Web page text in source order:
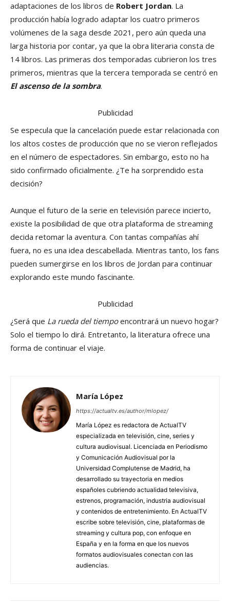
adaptaciones de los libros de Robert Jordan. La
producción había logrado adaptar los cuatro primeros
volúmenes de la saga desde 2021, pero aún queda una
larga historia por contar, ya que la obra literaria consta de
14 libros. Las primeras dos temporadas cubrieron los tres
primeros, mientras que la tercera temporada se centró en
El ascenso de la sombra.
Publicidad
Se especula que la cancelación puede estar relacionada con
los altos costes de producción que no se vieron reflejados
en el número de espectadores. Sin embargo, esto no ha
sido confirmado oficialmente. ¿Te ha sorprendido esta
decisión?
Aunque el futuro de la serie en televisión parece incierto,
existe la posibilidad de que otra plataforma de streaming
decida retomar la aventura. Con tantas compañías ahí
fuera, no es una idea descabellada. Mientras tanto, los fans
pueden sumergirse en los libros de Jordan para continuar
explorando este mundo fascinante.
Publicidad
¿Será que La rueda del tiempoencontrará un nuevo hogar?
Solo el tiempo lo dirá. Entretanto, la literatura ofrece una
forma de continuar el viaje.
María López
https://actualtv.es/author/mlopez/
María López es redactora de ActualTV
especializada en televisión, cine, series y
cultura audiovisual. Licenciada en Periodismo
y Comunicación Audiovisual por la
Universidad Complutense de Madrid, ha
desarrollado su trayectoria en medios
españoles cubriendo actualidad televisiva,
estrenos, programación, industria audiovisual
y contenidos de entretenimiento. En ActualTV
escribe sobre televisión, cine, plataformas de
streaming y cultura pop, con enfoque en
España y en la forma en que los nuevos
formatos audiovisuales conectan con las
audiencias.